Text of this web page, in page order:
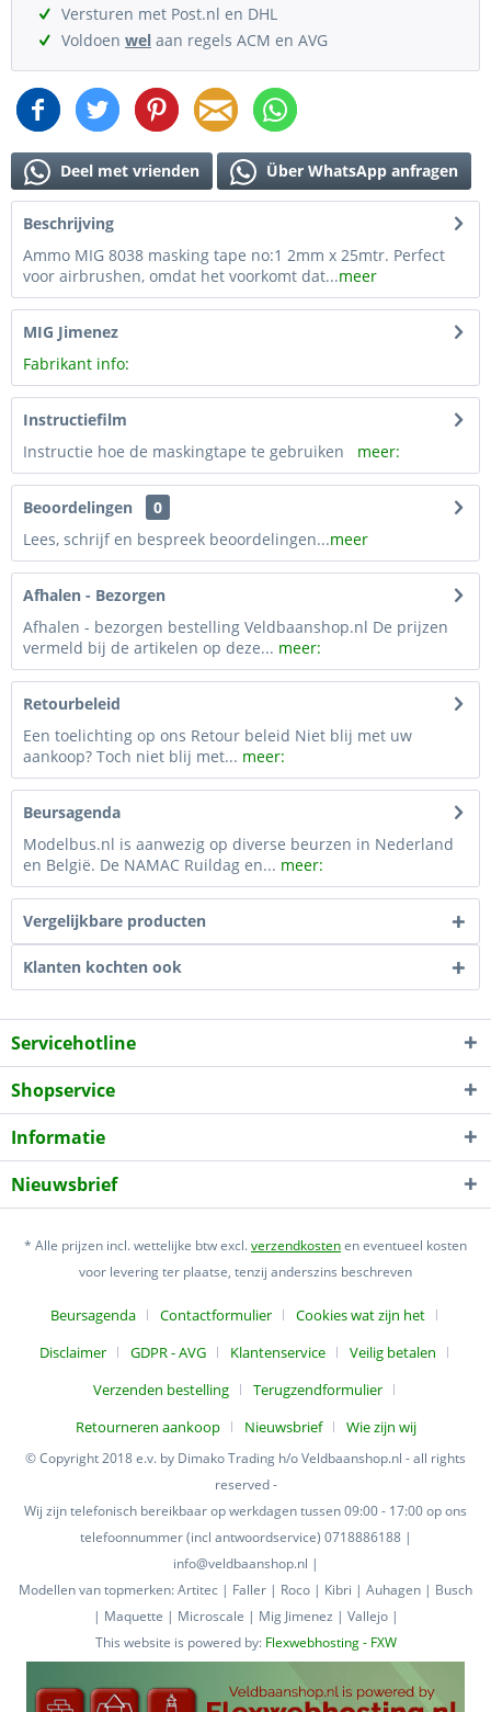
Versturen met Post.nl en DHL
Voldoen wel aan regels ACM en AVG
Deel met vrienden Über WhatsApp anfragen
Beschrijving
Ammo MIG 8038 masking tape no:1 2mm x 25mtr. Perfect
voor airbrushen, omdat het voorkomt dat...meer
MIG Jimenez
Fabrikant info:
Instructiefilm
Instructie hoe de maskingtape te gebruiken meer:
Beoordelingen
0
Lees, schrijf en bespreek beoordelingen...meer
Afhalen - Bezorgen
Afhalen - bezorgen bestelling Veldbaanshop.nl De prijzen
vermeld bij de artikelen op deze... meer:
Retourbeleid
Een toelichting op ons Retour beleid Niet blij met uw
aankoop? Toch niet blij met... meer:
Beursagenda
Modelbus.nl is aanwezig op diverse beurzen in Nederland
en België. De NAMAC Ruildag en... meer:
Vergelijkbare producten
Klanten kochten ook
Servicehotline
Shopservice
Informatie
Nieuwsbrief
* Alle prijzen incl. wettelijke btw excl.verzendkostenen eventueel kosten
voor levering ter plaatse, tenzij anderszins beschreven
Beursagenda Contactformulier
Cookies wat zijn het
Disclaimer
GDPR - AVG Klantenservice
Veilig betalen
Verzenden bestelling
Terugzendformulier
Retourneren aankoop
Nieuwsbrief Wie zijn wij
© Copyright 2018 e.v. by Dimako Trading h/o Veldbaanshop.nl - all rights
reserved -
Wij zijn telefonisch bereikbaar op werkdagen tussen 09:00 - 17:00 op ons
telefoonnummer (incl antwoordservice) 0718886188 |
info@veldbaanshop.nl |
Modellen van topmerken: Artitec | Faller | Roco | Kibri | Auhagen | Busch
| Maquette | Microscale | Mig Jimenez | Vallejo |
This website is powered by: Flexwebhosting - FXW